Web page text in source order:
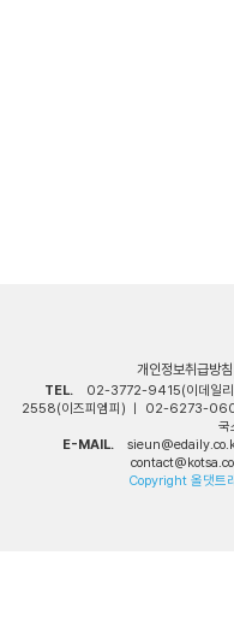
개인정보취급방침
TEL.
02-3772-9415(이데일리
2558(이즈피엠피) ㅣ 02-6273-
국
E-MAIL.
Copyright 올댓